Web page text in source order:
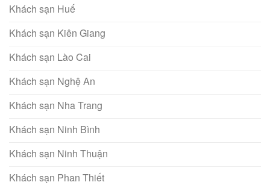
Khách sạn Huế
Khách sạn Kiên Giang
Khách sạn Lào Cai
Khách sạn Nghệ An
Khách sạn Nha Trang
Khách sạn Ninh Bình
Khách sạn Ninh Thuận
Khách sạn Phan Thiết